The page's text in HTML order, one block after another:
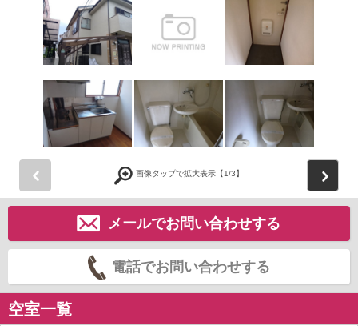
画像タップで拡大表示【1/3】
メールでお問い合わせする
電話でお問い合わせする
空室一覧